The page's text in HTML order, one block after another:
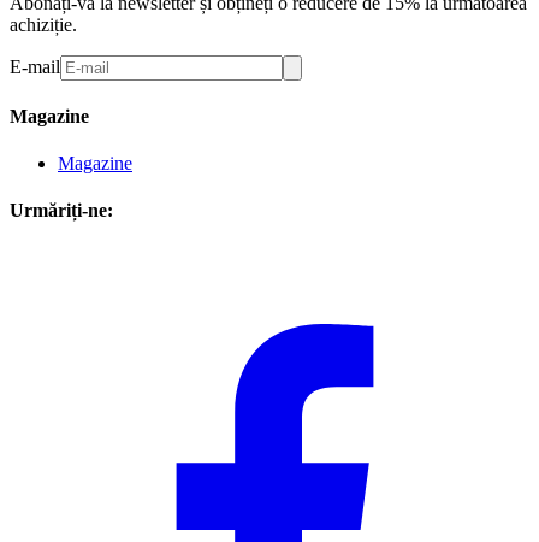
achiziție.
E-mail
Magazine
Magazine
Urmăriți-ne: